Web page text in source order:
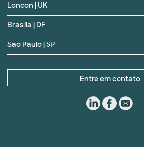
London | UK
Brasília | DF
São Paulo | SP
Entre em contato